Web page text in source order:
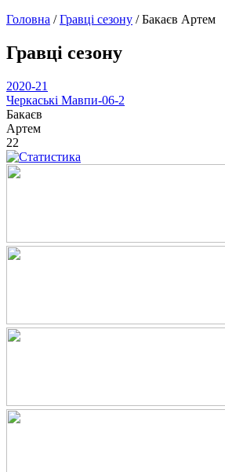
Головна /Гравці сезону /Бакаєв Артем
Гравці сезону
2020-21
Черкаські Мавпи-06-2
Бакаєв
Артем
22